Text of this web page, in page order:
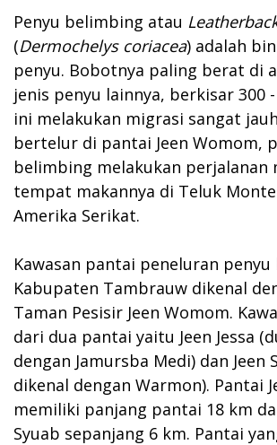
Penyu belimbing atau
(Dermochelys coriacea) adalah
penyu. Bobotnya paling berat di
jenis penyu lainnya, berkisar 300 -
ini melakukan migrasi sangat
bertelur di pantai Jeen Womom,
belimbing melakukan perjalanan
tempat makannya di Teluk
Amerika Serikat.
Kawasan pantai peneluran
Kabupaten Tambrauw dikenal
Taman Pesisir Jeen Womom.
dari dua pantai yaitu Jeen Jessa
dengan Jamursba Medi) dan Jeen
dikenal dengan Warmon). Pantai
memiliki panjang pantai 18 km
Syuab sepanjang 6 km. Pantai